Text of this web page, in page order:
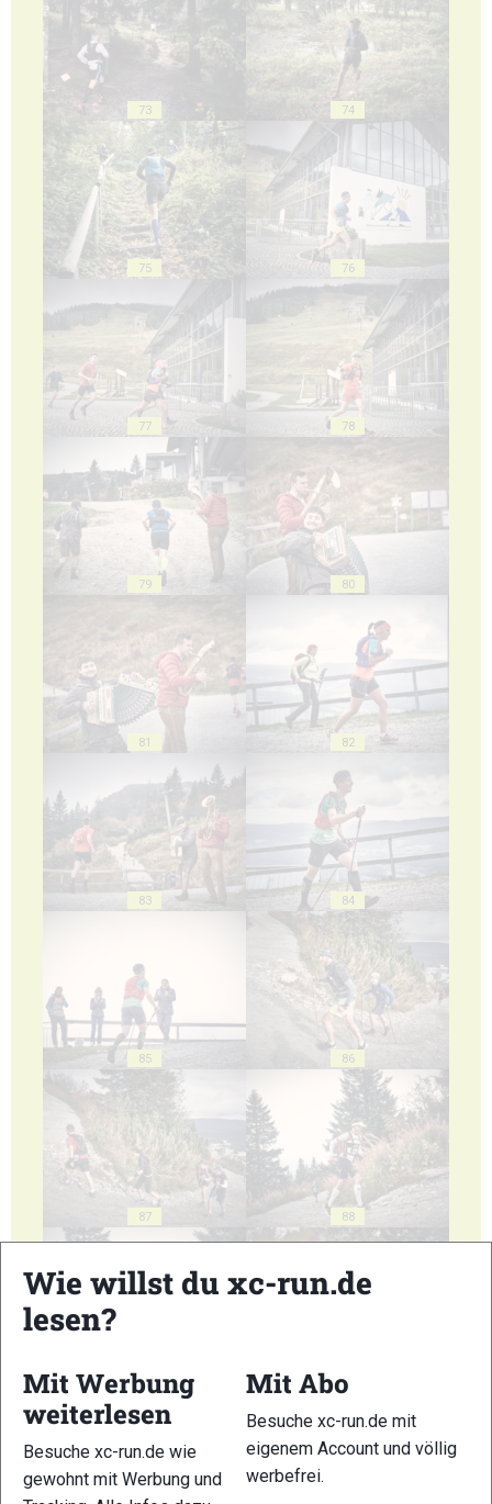
73 74
75 76
77 78
79 80
81 82
83 84
85 86
87 88
Wie willst du xc-run.de
lesen?
Mit Werbung
weiterlesen
Besuche xc-run.de wie
gewohnt mit Werbung und
Mit Abo
Besuche xc-run.de mit
eigenem Account und völlig
werbefrei.